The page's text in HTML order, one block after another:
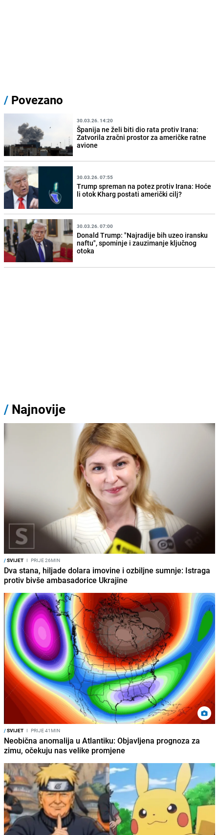
/ Povezano
30.03.26. 14:20
Španija ne želi biti dio rata protiv Irana:
Zatvorila zračni prostor za američke ratne
avione
30.03.26. 07:55
Trump spreman na potez protiv Irana: Hoće
li otok Kharg postati američki cilj?
30.03.26. 07:00
Donald Trump: "Najradije bih uzeo iransku
naftu", spominje i zauzimanje ključnog
otoka
/ Najnovije
/SVIJET I PRIJE 26MIN
Dva stana, hiljade dolara imovine i ozbiljne sumnje: Istraga
protiv bivše ambasadorice Ukrajine
/SVIJET I PRIJE 41MIN
Neobična anomalija u Atlantiku: Objavljena prognoza za
zimu, očekuju nas velike promjene